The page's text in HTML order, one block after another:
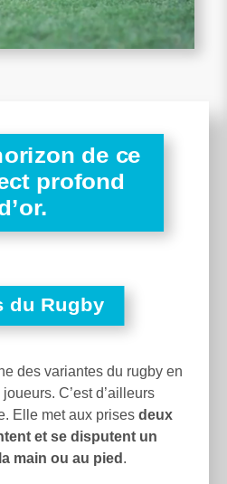
de ce
profond
du Rugby
des variantes du rugby en
C’est d’ailleurs
Elle met aux prises deux
et se disputent un
main ou au pied .